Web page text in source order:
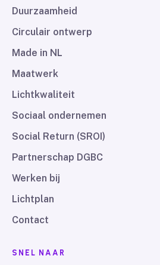
Duurzaamheid
Circulair ontwerp
Made in NL
Maatwerk
Lichtkwaliteit
Sociaal ondernemen
Social Return (SROI)
Partnerschap DGBC
Werken bij
Lichtplan
Contact
SNEL NAAR